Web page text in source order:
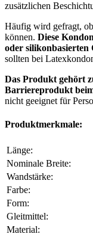
zusätzlichen
Häufig wird gefragt,
können. Diese
oder
sollten bei
Das Produkt gehört
Barriereprodukt
nicht geeignet für
Produktmerkmale:
Länge:
Nominale Breite:
Wandstärke:
Farbe:
Form:
Gleitmittel:
Material: